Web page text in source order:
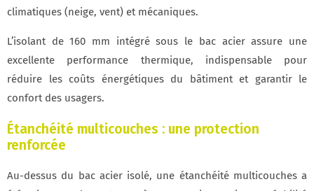
climatiques (neige, vent) et mécaniques.
L’isolant de 160 mm intégré sous le bac acier assure une
excellente performance thermique, indispensable pour
réduire les coûts énergétiques du bâtiment et garantir le
confort des usagers.
Étanchéité multicouches : une protection
renforcée
Au-dessus du bac acier isolé, une étanchéité multicouches a